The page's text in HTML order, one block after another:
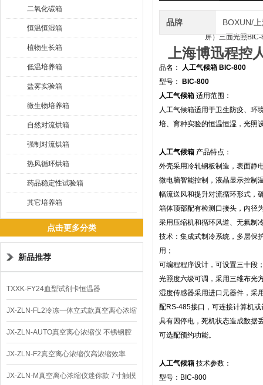
二氧化碳箱
恒温恒湿箱
植物生长箱
低温培养箱
盐雾实验箱
微生物培养箱
自然对流烘箱
强制对流烘箱
热风循环烘箱
药品稳定性试验箱
其它培养箱
点击更多分类
新品推荐
TXXK-FY24血型试剂卡恒温器
JX-ZLN-FL2冷冻一体立式款真空离心浓缩
仪 低温功能
JX-ZLN-AUTO真空离心浓缩仪 不锈钢腔
体
JX-ZLN-F2真空离心浓缩仪高浓缩效率
JX-ZLN-M真空离心浓缩仪迷你款 7寸触摸
品牌 BOXUN/
上海博迅程控
品名： 人工气候箱 BIC-800
型号：
BIC-800
人工气候箱 适用范围：
人工气候箱适用于卫生防疫、环
培、育种实验的恒温恒湿，光照
人工气候箱 产品特点：
外壳采用冷轧钢板制造，表面静
微电脑智能控制，液晶显示控制
幅流送风和提升对流循环形式，
箱体顶部配有检测口接头，内径
采用压缩机和循环风道、无氟制
技术：集成式制冷系统，多层保
用；
可编程程序设计，可设置三十段
光照度六级可调，采用三维布光
湿度传感器采用进口元器件，采
配RS-485接口，可连接计算机或
具有因停电，死机状态造成数据
可选配预约功能。
人工气候箱 技术参数：
型号： BIC-800